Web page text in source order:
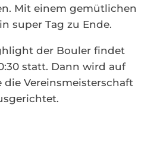
Mit einem gemütlichen
super Tag zu Ende.
der Bouler findet
statt. Dann wird auf
die Vereinsmeisterschaft